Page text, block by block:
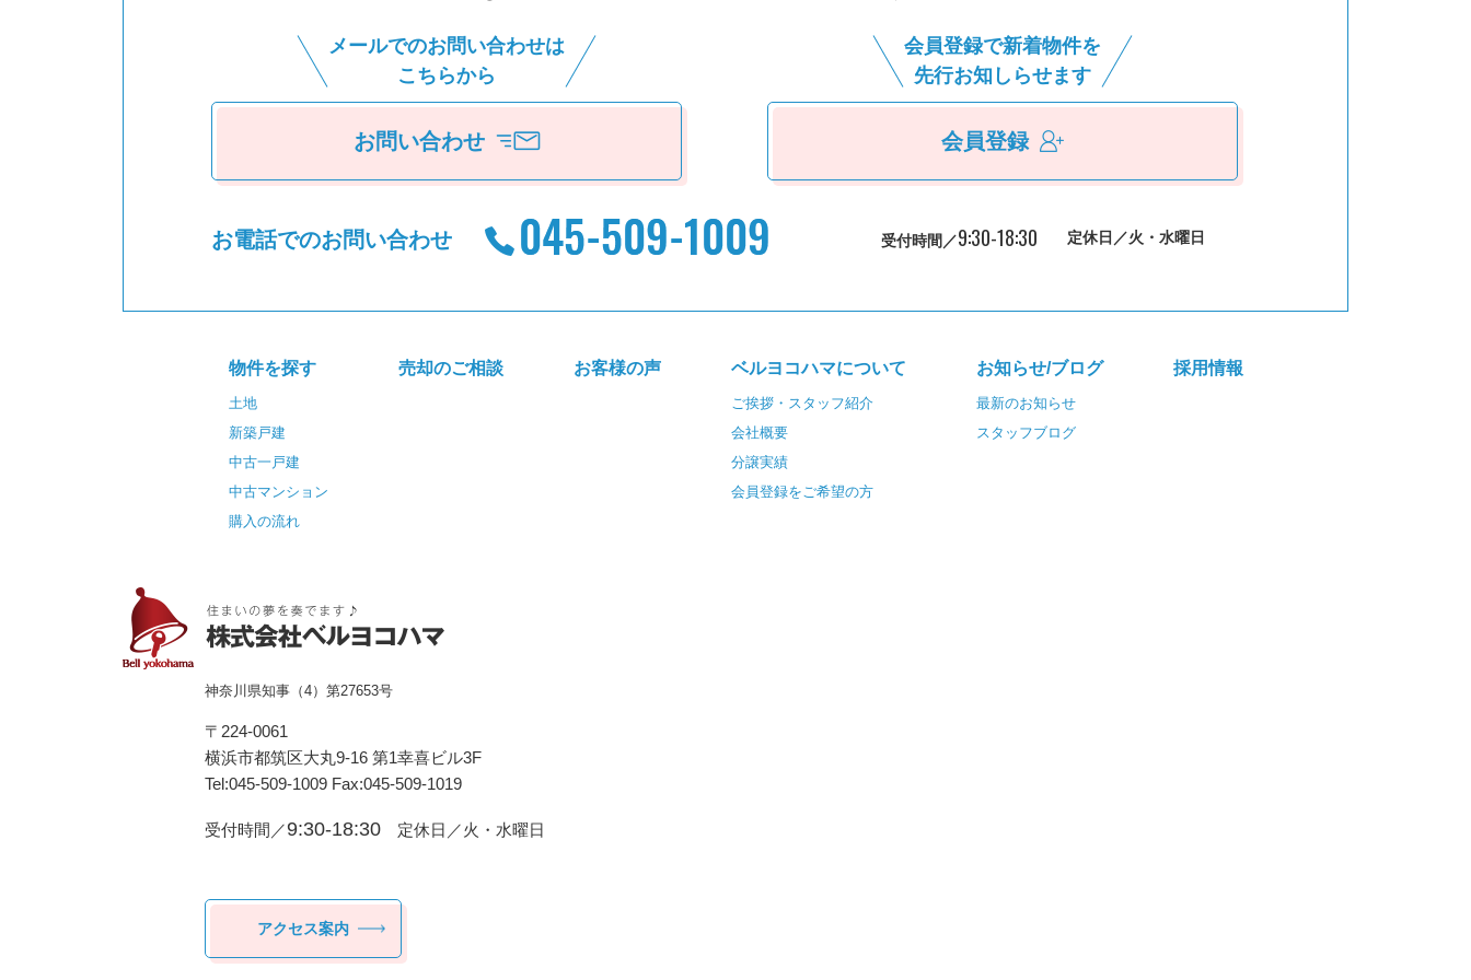
メールでのお問い合わせは
こちらから
お問い合わせ
会員登録で新着物件を
先⾏お知しらせます
会員登録
お電話でのお問い合わせ 受付時間／9:30-18:30 定休日／火・水曜日
物件を探す
土地
新築戸建
中古一戸建
中古マンション
購入の流れ
売却のご相談 お客様の声 ベルヨコハマについて
ご挨拶・スタッフ紹介
会社概要
分譲実績
会員登録をご希望の方
お知らせ/ブログ
最新のお知らせ
スタッフブログ
採⽤情報
神奈川県知事（4）第27653号
〒224-0061
横浜市都筑区⼤丸9-16 第1幸喜ビル3F
Tel:045-509-1009 Fax:045-509-1019
受付時間／9:30-18:30 定休日／火・水曜日
アクセス案内